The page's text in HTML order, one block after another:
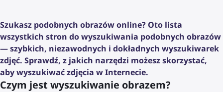
Szukasz podobnych obrazów online? Oto lista
wszystkich stron do wyszukiwania podobnych obrazów
— szybkich, niezawodnych i dokładnych wyszukiwarek
zdjęć. Sprawdź, z jakich narzędzi możesz skorzystać,
aby wyszukiwać zdjęcia w Internecie.
Czym jest wyszukiwanie obrazem?